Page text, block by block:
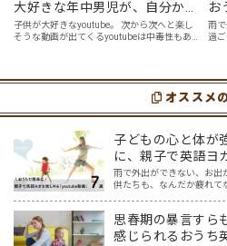
大好きな年中男児が、自分から
好んで見るyoutube英語動画５
選
子供が大好きなyoutube。 次から次へと楽し
そうな動画が出てくるyoutubeは中毒性もあ
youtubeやゲーム、アプリだ…
お
ガ
７
雨
過
ス
オススメ
子どもの心と体が
に、親子で英語ヨ
画」７選
雨で外出ができない、お出
供たちも、なんだか疲れて
思春期の暴言すら
感じられるおうち